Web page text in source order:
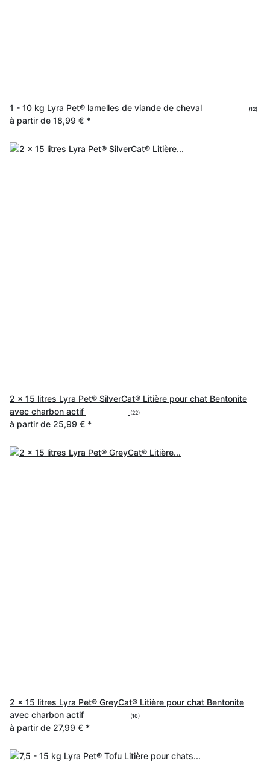
1 - 10 kg Lyra Pet® lamelles de viande de cheval (12)
à partir de 18,99 € *
2 x 15 litres Lyra Pet® SilverCat® Litière pour chat Bentonite
avec charbon actif
(22)
à partir de 25,99 € *
2 x 15 litres Lyra Pet® GreyCat® Litière pour chat Bentonite
avec charbon actif
(16)
à partir de 27,99 € *